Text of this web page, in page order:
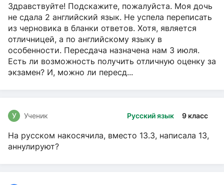
Здравствуйте! Подскажите, пожалуйста. Моя дочь
не сдала 2 английский язык. Не успела переписать
из черновика в бланки ответов. Хотя, является
отличницей, а по английскому языку в
особенности. Пересдача назначена нам 3 июля.
Есть ли возможность получить отличную оценку за
экзамен? И, можно ли пересд...
Русский язык 9 класс
У Ученик
На русском накосячила, вместо 13.3, написала 13,
аннулируют?